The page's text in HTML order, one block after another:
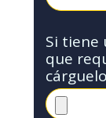
Si tiene
que